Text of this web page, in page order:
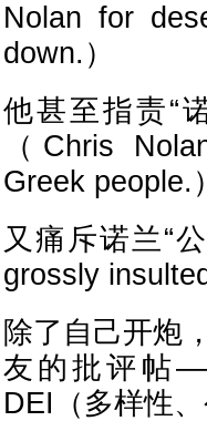
Nolan for
down.）
他甚至指责“
（Chris
Greek people.）
又痛斥诺兰“
grossly
除了自己开炮
友的批评帖
DEI（多样性